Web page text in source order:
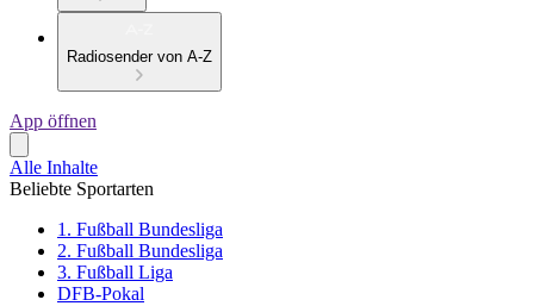
Radiosender von A-Z
App öffnen
Alle Inhalte
Beliebte Sportarten
1. Fußball Bundesliga
2. Fußball Bundesliga
3. Fußball Liga
DFB-Pokal